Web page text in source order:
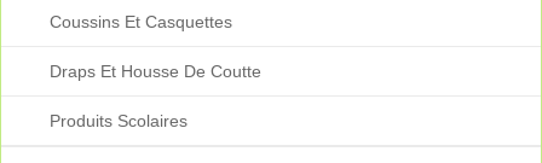
Coussins Et Casquettes
Draps Et Housse De Coutte
Produits Scolaires